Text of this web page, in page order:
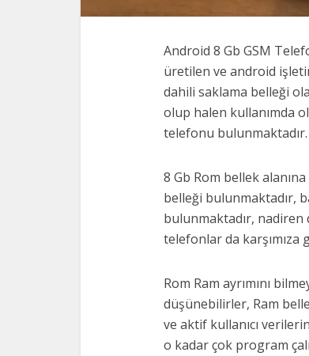
Android 8 Gb GSM
üretilen ve android
dahili saklama belleği
olup halen kullanımda
telefonu bulunmaktadır.
8 Gb Rom bellek
belleği bulunmaktadır,
bulunmaktadır, nadiren
telefonlar da karşımıza
Rom Ram ayrımını
düşünebilirler, Ram
ve aktif kullanıcı
o kadar çok program